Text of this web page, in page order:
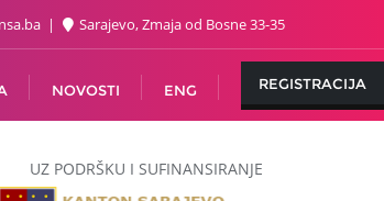
Sarajevo, Zmaja od Bosne 33-35
NOVOSTI ENG REGISTRACIJA
UZ PODRŠKU I SUFINANSIRANJE